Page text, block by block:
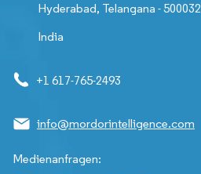
Hyderabad, Telangana - 500032
India
+1 617-765-2493
info@mordorintelligence.com
Medienanfragen: